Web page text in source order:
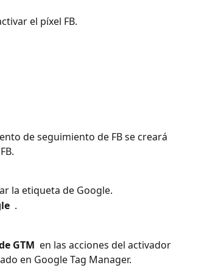
el píxel FB.
de seguimiento de FB se creará
la etiqueta de Google.
.
GTM en las acciones del activador
en Google Tag Manager.